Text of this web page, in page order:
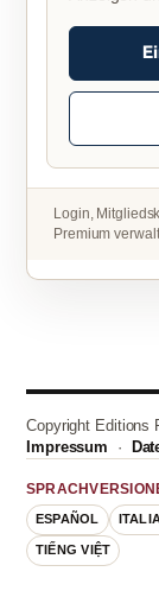
Login,
Premium
Copyright Editions
Impressum ·
ESPAÑOL
TIẾNG VIỆT